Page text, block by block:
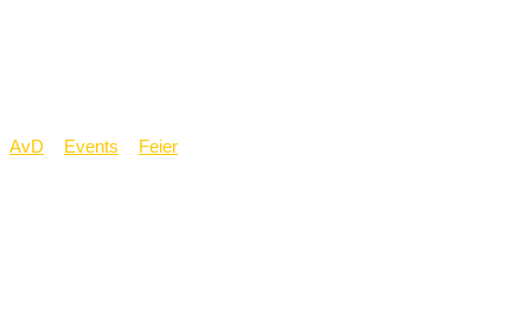
AvD Events Feier